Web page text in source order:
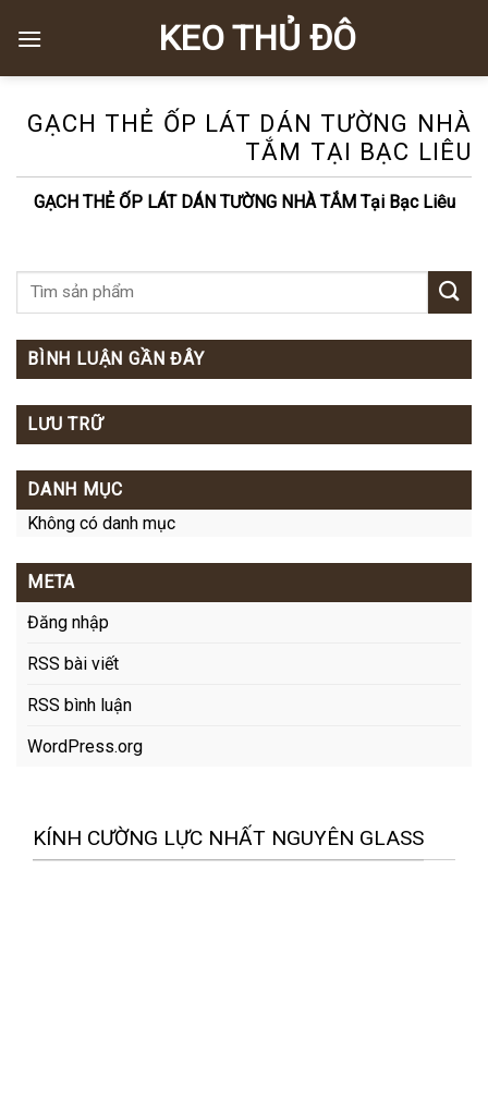
KEO THỦ ĐÔ
GẠCH THẺ ỐP LÁT DÁN TƯỜNG NHÀ
TẮM TẠI BẠC LIÊU
GẠCH THẺ ỐP LÁT DÁN TƯỜNG NHÀ TẮM Tại Bạc Liêu
BÌNH LUẬN GẦN ĐÂY
LƯU TRỮ
DANH MỤC
Không có danh mục
META
Đăng nhập
RSS bài viết
RSS bình luận
WordPress.org
KÍNH CƯỜNG LỰC NHẤT NGUYÊN GLASS